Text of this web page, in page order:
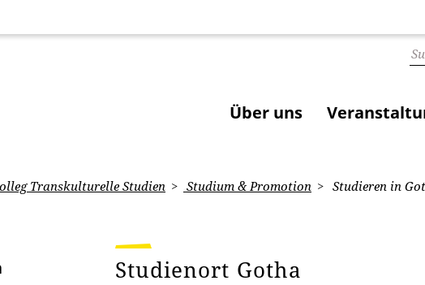
Über uns
Transkulturelle Studien Studium & Promotion Studieren in
Studienort Gotha